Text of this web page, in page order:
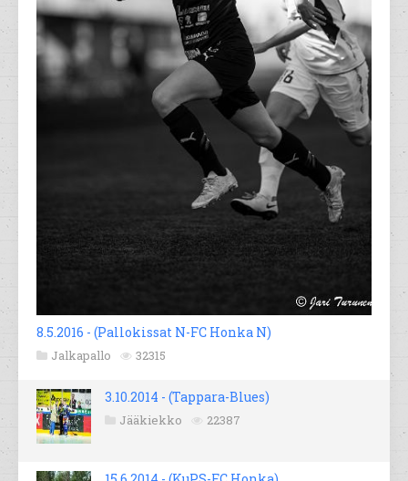
8.5.2016 - (Pallokissat N-FC Honka N)
Jalkapallo 32315
3.10.2014 - (Tappara-Blues)
Jääkiekko 22387